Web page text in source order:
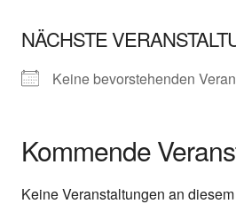
NÄCHSTE
Keine bevorstehenden
Kommende
Keine Veranstaltungen an